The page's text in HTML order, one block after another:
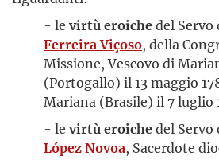
- le virtù eroichedel Servo
Ferreira Viçoso, della
Missione, Vescovo di
(Portogallo) il 13 maggio
Mariana (Brasile) il 7 luglio
- le virtù eroichedel Servo
López Novoa, Sacerdote